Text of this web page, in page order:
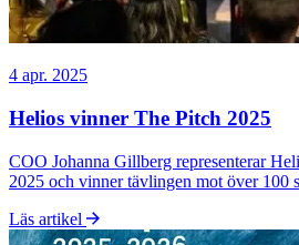
4 apr. 2025
Helios vinner The Pitch 2025
COO Johanna Gillberg representerar
2025 och vinner tävlingen mot över 100
Läs artikel